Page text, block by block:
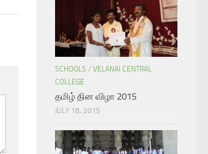
SCHOOLS / VELANAI CENTRAL
COLLEGE
தமிழ் தின விழா 2015
JULY 18, 2015